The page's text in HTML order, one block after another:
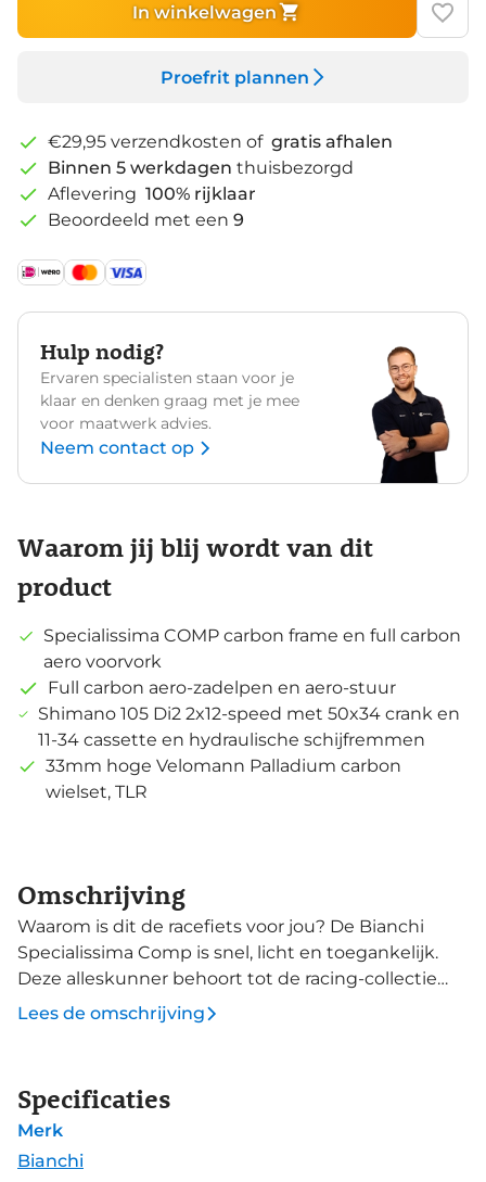
In winkelwagen
Proefrit plannen
€29,95 verzendkosten of gratis afhalen
Binnen 5 werkdagen thuisbezorgd
Aflevering 100% rijklaar
Beoordeeld met een 9
Hulp nodig?
Ervaren specialisten staan voor je
klaar en denken graag met je mee
voor maatwerk advies.
Neem contact op
Waarom jij blij wordt van dit
product
Specialissima COMP carbon frame en full carbon
aero voorvork
Full carbon aero-zadelpen en aero-stuur
Shimano 105 Di2 2x12-speed met 50x34 crank en
11-34 cassette en hydraulische schijfremmen
33mm hoge Velomann Palladium carbon
wielset, TLR
Omschrijving
Waarom is dit de racefiets voor jou? De Bianchi
Specialissima Comp is snel, licht en toegankelijk.
Deze alleskunner behoort tot de racing-collectie
van Bianchi, de lijn met racefietsen die uitblinken in
snelheid op alle verharde wegen. In de lijn
allround klimgeit is gemaakt van een iets andere
carbon lay-up die de fiets minder licht maakt. Deze
fiets is dan ook geschikt voor een breed amateur-
Lees de omschrijving
Specificaties
Merk
Bianchi